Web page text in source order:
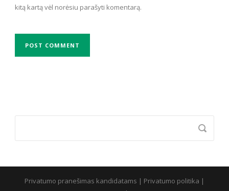
kitą kartą vėl norėsiu parašyti komentarą.
Privatumo pranešimas kandidatams | Privatumo politika |